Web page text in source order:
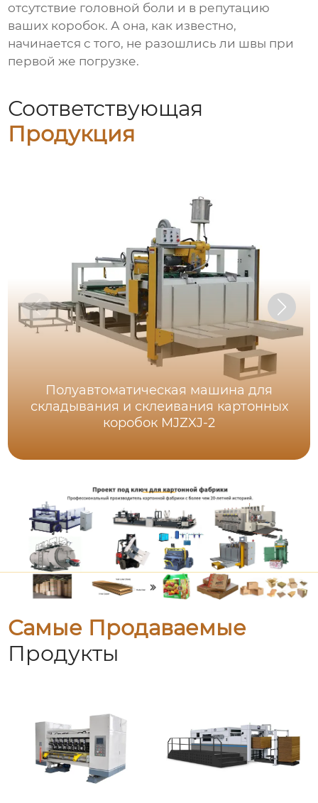
отсутствие головной боли и в репутацию
ваших коробок. А она, как известно,
начинается с того, не разошлись ли швы при
первой же погрузке.
Соответствующая
Продукция
Полуавтоматическая машина для
складывания и склеивания картонных
коробок MJZXJ-2
Самые Продаваемые
Продукты